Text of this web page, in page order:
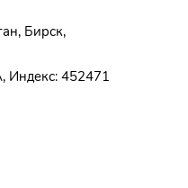
Бирск,
Индекс: 452471